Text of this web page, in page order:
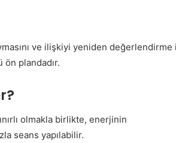
ve ilişkiyi yeniden değerlendirme
plandadır.
olmakla birlikte, enerjinin
seans yapılabilir.